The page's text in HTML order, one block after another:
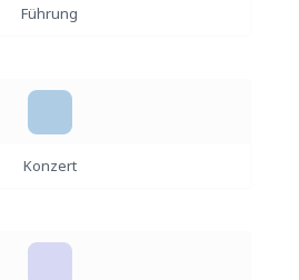
Führung
Konzert